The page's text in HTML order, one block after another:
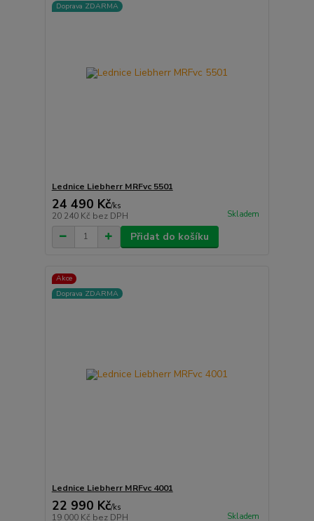
Doprava ZDARMA
Lednice Liebherr MRFvc 5501
24 490 Kč/ks
20 240 Kč bez DPH Skladem
Přidat do košíku
Akce
Doprava ZDARMA
Lednice Liebherr MRFvc 4001
22 990 Kč/ks
19 000 Kč bez DPH Skladem